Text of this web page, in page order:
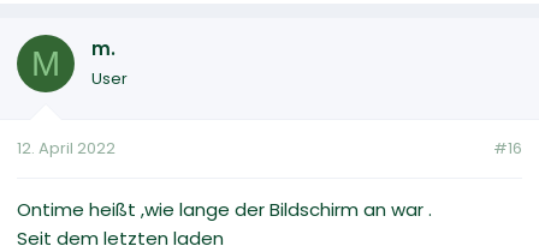
M m.
User
12. April 2022 #16
Ontime heißt ,wie lange der Bildschirm an war .
Seit dem letzten laden